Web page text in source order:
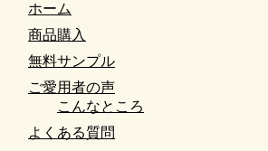
ホーム
商品購入
無料サンプル
ご愛用者の声
こんなところ
よくある質問